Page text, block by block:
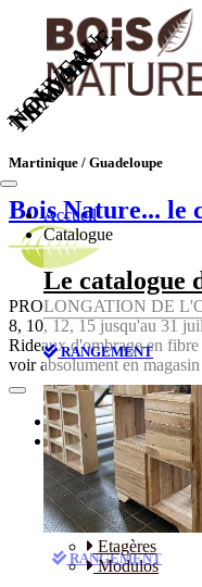
Martinique / Guadeloupe
Bois Nature... le
PROLONGATION DE
8, 10, 12, 15 jusqu'au 31
Rideaux d'ombrage en
voir absolument en
Accueil
Catalogue
Le catalogue
RANGEMENT
Etagères
Modulos
Accueil
Catalogue
Le
RANGEMENT
TENDANCE
NOUVEAU
FAVORI